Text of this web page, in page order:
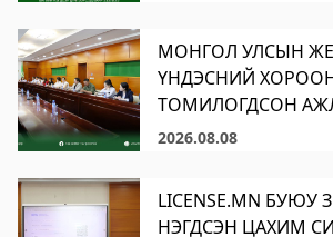
2024-09-02 01:18:58
Дэлгэрэнгүй
Хөвсгөл аймгийн
2024-08-26 03:23:18
Дэлгэрэнгүй
хүрэл медаль
дүнгээр ДЭД байр
МОНГОЛ УЛСЫН
ҮНДЭСНИЙ
ТОМИЛОГДСОН
АЙМАГТ АЖИЛЛАЖ
2026.08.08
LICENSE.MN
НЭГДСЭН ЦАХИМ